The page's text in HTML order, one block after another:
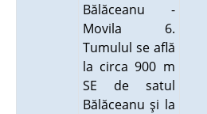
Bălăceanu -
Movila 6.
Tumulul se află
la circa 900 m
SE de satul
Bălăceanu şi la